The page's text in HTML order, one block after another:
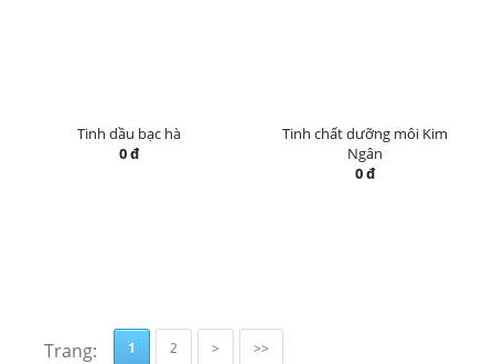
Tinh dầu bạc hà
0 đ
Tinh chất dưỡng môi Kim
Ngân
0 đ
Trang: 1 2 > >>